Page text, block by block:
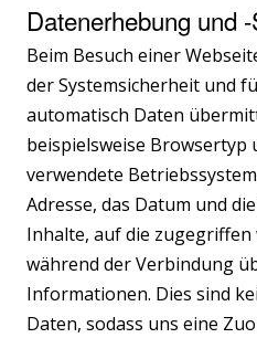
Datenerhebung und
Beim Besuch einer
der Systemsicherheit und
automatisch Daten
beispielsweise Browsertyp
verwendete
Adresse, das Datum und
Inhalte, auf die zugegriffen
während der Verbindung
Informationen. Dies sind
Daten, sodass uns eine